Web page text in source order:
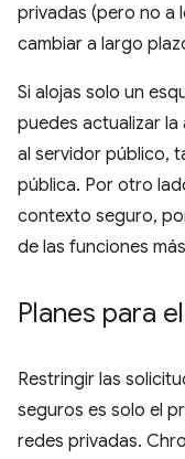
privadas (pero no a
cambiar a largo
Si alojas solo un
puedes actualizar
al servidor público,
pública. Por otro
contexto seguro,
de las funciones
Planes para
Restringir las
seguros es solo el
redes privadas.